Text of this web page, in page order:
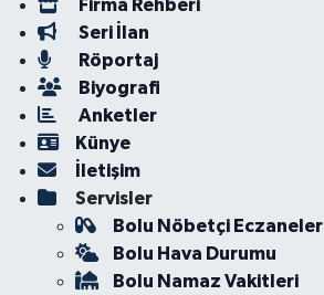
Firma Rehberi
Seri İlan
Röportaj
Biyografi
Anketler
Künye
İletişim
Servisler
Bolu Nöbetçi Eczaneler
Bolu Hava Durumu
Bolu Namaz Vakitleri